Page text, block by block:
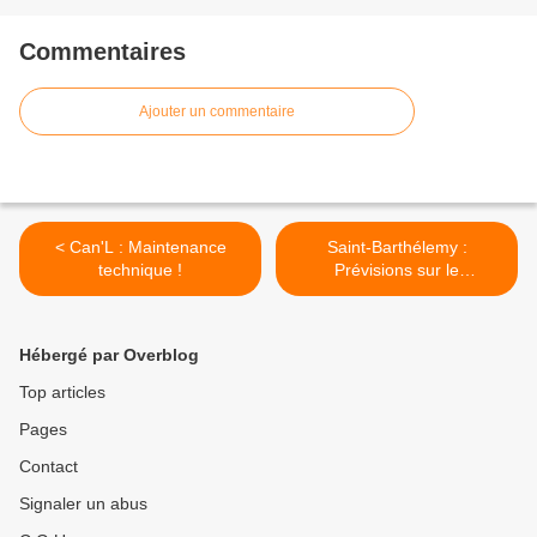
Commentaires
Ajouter un commentaire
< Can'L : Maintenance
technique !
Saint-Barthélemy :
Prévisions sur le
déploiement de la fibre ! >
Hébergé par Overblog
Top articles
Pages
Contact
Signaler un abus